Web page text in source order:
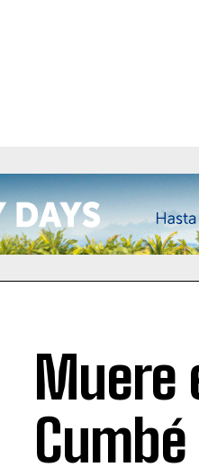
Muere
Cumbé